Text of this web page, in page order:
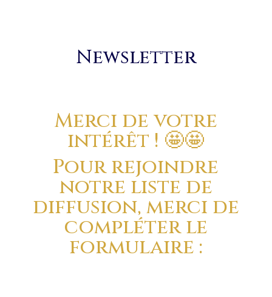
Newsletter
Merci de votre
intérêt ! 🤩🤩
Pour rejoindre
notre liste de
diffusion, merci de
compléter le
formulaire :